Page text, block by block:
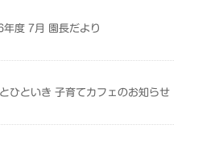
年度 7月 園長だより
ひといき 子育てカフェのお知らせ